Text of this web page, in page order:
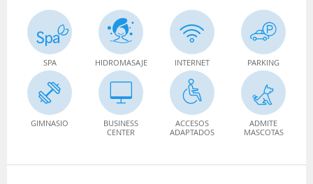
SPA HIDROMASAJE INTERNET PARKING
GIMNASIO
BUSINESS
CENTER
ACCESOS
ADAPTADOS
ADMITE
MASCOTAS